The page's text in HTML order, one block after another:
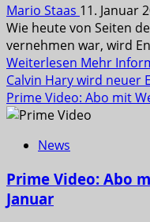
Mario Staas 11. Januar
Wie heute von Seiten
vernehmen war, wird
Weiterlesen Mehr
Calvin Hary wird neuer
Prime Video: Abo mit
News
Prime Video: Abo
Januar